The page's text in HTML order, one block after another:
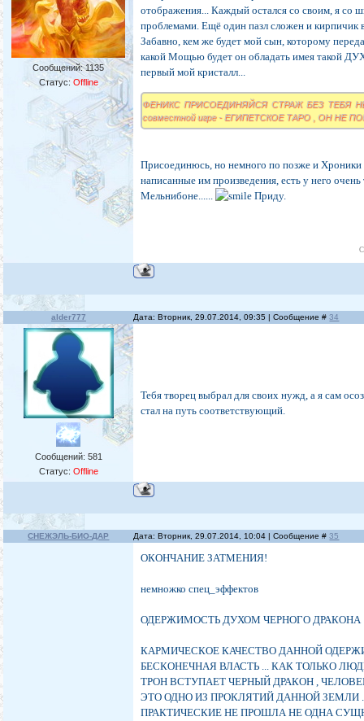
Сообщений:1135
Статус: Offline
отображения... Каждый остался со своим, я со
проблемами. Ещё один пазл сложен и
Забавно, кем же будет мой сын, которому
какой Мощью будет он обладать имея такой
первый мой кристалл...
ФЕНИКС ПРИСОЕДИНЯЙСЯ СТРАЖ БЕЗ ТЕБЯ
совместной игре - ЕГИПЕТСКОЕ ТАРО , ОН НЕ
Присоединюсь, но немного по позже и
написанные им произведения, есть у него
Мельнибоне......
Приду.
alder777 Дата: Вторник, 29.07.2014, 09:35 | Сообщение #34
Сообщений: 581
Статус: Offline
Тебя творец выбрал для своих нужд, а я сам
стал на путь соответствующий.
СНЕЖЭЛЬ-БИО-ДАР Дата: Вторник, 29.07.2014, 10:04 | Сообщение #35
ОКОНЧАНИЕ ЗАТМЕНИЯ!
немножко спец_эффектов
ОДЕРЖИМОСТЬ ДУХОМ ЧЕРНОГО ДРАКОНА
КАРМИЧЕСКОЕ КАЧЕСТВО ДАННОЙ
БЕСКОНЕЧНАЯ ВЛАСТЬ ... КАК ТОЛЬКО
ТРОН ВСТУПАЕТ ЧЕРНЫЙ ДРАКОН ,
ЭТО ОДНО ИЗ ПРОКЛЯТИЙ ДАННОЙ ЗЕМЛИ
ПРАКТИЧЕСКИЕ НЕ ПРОШЛА НЕ ОДНА